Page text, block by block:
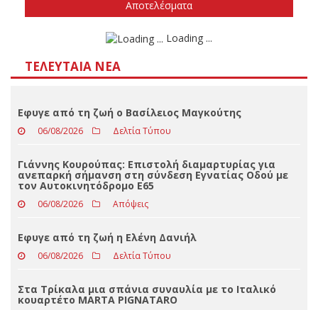
Δεν ξέρω/δεν απαντώ
ΤΕΛΕΥΤΑΊΑ ΝΈΑ
Eφυγε από τη ζωή ο Βασίλειος Μαγκούτης
Δελτία Τύπου
ανεπαρκή σήμανση στη σύνδεση Εγνατίας Οδού με
τον Αυτοκινητόδρομο Ε65
Εφυγε από τη ζωή η Ελένη Δανιήλ